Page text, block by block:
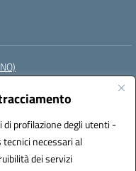
profilazione degli utenti -
necessari al
dei servizi
(IPA): istsc_noic818005